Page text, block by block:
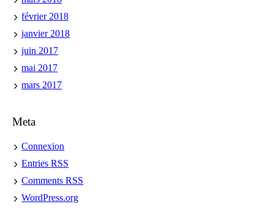
février 2018
janvier 2018
juin 2017
mai 2017
mars 2017
Meta
Connexion
EntriesRSS
CommentsRSS
WordPress.org